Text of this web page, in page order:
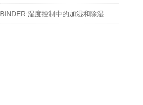
BINDER:湿度控制中的加湿和除湿